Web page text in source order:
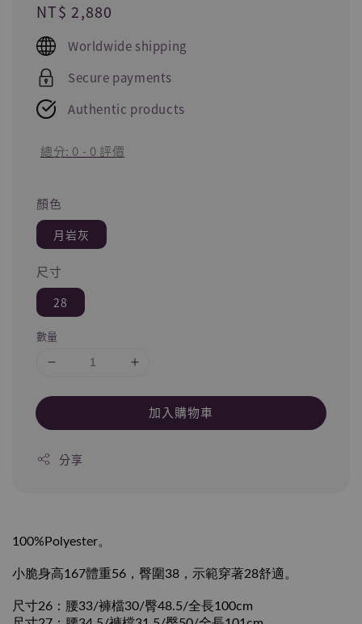
Regular
price
NT$ 2,880
Worldwide shipping
Secure payments
Authentic products
總分: 0 - 0 評價
顏色
月岩灰
尺寸
28
數量
加入購物車
分享
100%Polyester。
小脆身高167體重56，臀圍38，示範穿著28舒適。
尺寸26：腰33/褲檔30/臀48.5/全長100cm